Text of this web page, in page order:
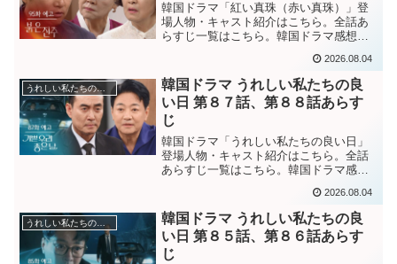
韓国ドラマ「紅い真珠（赤い真珠）」登
場人物・キャスト紹介はこちら。全話あ
らすじ一覧はこちら。韓国ドラマ感想ブ
真珠」第９５話あらすじヒョンジュンが
テホの息子ではないとユン刑事（長官）
に気づかれ、焦るジョンラ...
2026.08.04
うれしい私たちの良い日
韓国ドラマ うれしい私たちの良
い日 第８７話、第８８話あらす
じ
韓国ドラマ「うれしい私たちの良い日」
登場人物・キャスト紹介はこちら。全話
あらすじ一覧はこちら。韓国ドラマ感想
しい私たちの良い日」第８７話あらすじ
父親の遺品の詰まった箱を事故からずっ
と開けられなかったが、ウ...
2026.08.04
うれしい私たちの良い日
韓国ドラマ うれしい私たちの良
い日 第８５話、第８６話あらす
じ